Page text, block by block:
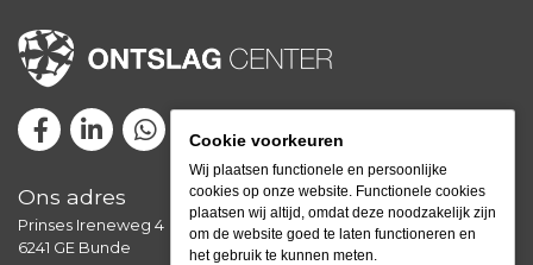
Cookie voorkeuren
Wij plaatsen functionele en persoonlijke
cookies op onze website. Functionele cookies
plaatsen wij altijd, omdat deze noodzakelijk zijn
om de website goed te laten functioneren en
het gebruik te kunnen meten.
Ons adres
Prinses Ireneweg 4
6241 GE Bunde